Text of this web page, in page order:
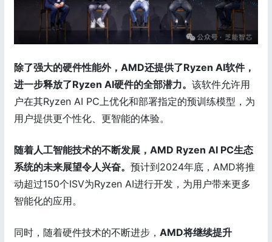
除了强大的硬件性能外，AMD还提供了Ryzen AI软件，
进一步释放了Ryzen AI硬件的全部潜力。 该软件允许用
户在其Ryzen AI PC上优化和部署指定的预训练模型，为
用户提供更个性化、更智能的体验。
随着人工智能技术的不断发展，AMD Ryzen AI PC生态
系统的未来展望令人兴奋。 预计到2024年底，AMD将推
动超过150个ISV为Ryzen AI进行开发，为用户带来更多
智能化的应用。
同时，随着硬件技术的不断进步， AMD将继续提升